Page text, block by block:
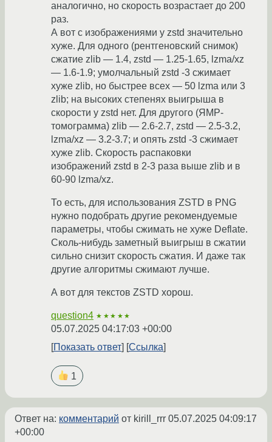
аналогично, но скорость возрастает до 200
раз.
А вот с изображениями у zstd значительно
хуже. Для одного (рентгеновский снимок)
сжатие zlib — 1.4, zstd — 1.25-1.65, lzma/xz
— 1.6-1.9; умолчальный zstd -3 сжимает
хуже zlib, но быстрее всех — 50 lzma или 3
zlib; на высоких степенях выигрыша в
скорости у zstd нет. Для другого (ЯМР-
томограмма) zlib — 2.6-2.7, zstd — 2.5-3.2,
lzma/xz — 3.2-3.7; и опять zstd -3 сжимает
хуже zlib. Скорость распаковки
изображений zstd в 2-3 раза выше zlib и в
60-90 lzma/xz.
То есть, для использования ZSTD в PNG
нужно подобрать другие рекомендуемые
параметры, чтобы сжимать не хуже Deflate.
Сколь-нибудь заметный выигрыш в сжатии
сильно снизит скорость сжатия. И даже так
другие алгоритмы сжимают лучше.
А вот для текстов ZSTD хорош.
question4 ★★★★★
05.07.2025 04:17:03 +00:00
Показать ответ
Ссылка
1
Ответ на: комментарий от kirill_rrr 05.07.2025 04:09:17
+00:00